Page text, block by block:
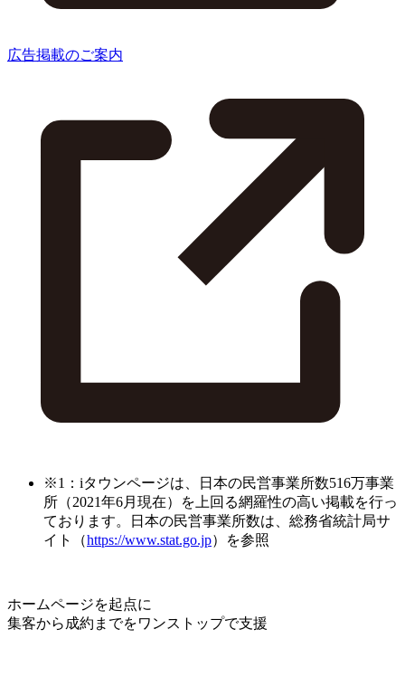
広告掲載のご案内
※1：iタウンページは、日本の民営事業所数516万事業
所（2021年6月現在）を上回る網羅性の高い掲載を行っ
ております。日本の民営事業所数は、総務省統計局サ
イト（https://www.stat.go.jp）を参照
ホームページを起点に
集客から成約までをワンストップで支援